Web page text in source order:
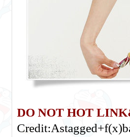
DO NOT HOT